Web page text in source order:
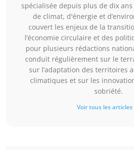
spécialisée depuis plus de dix
de climat, d'énergie et
couvert les enjeux de la
l’économie circulaire et des
pour plusieurs rédactions
conduit régulièrement sur le
sur l’adaptation des territoires
climatiques et sur les
sobriété.
Voir tous les